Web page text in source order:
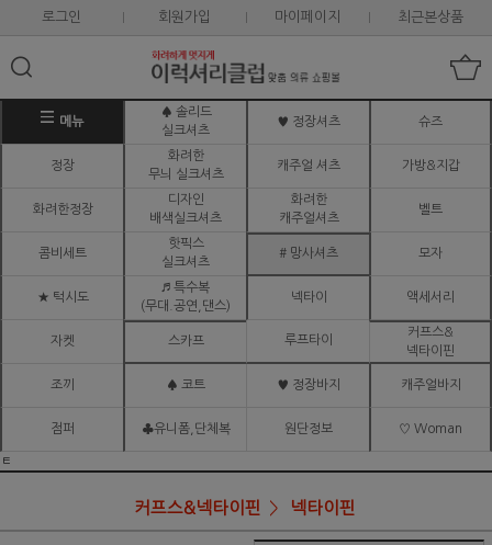
로그인 회원가입 마이페이지 최근본상품
메뉴
♠ 솔리드
실크셔츠
♥ 정장셔츠 슈즈
정장
화려한
무늬 실크셔츠
캐주얼 셔츠 가방&지갑
화려한정장
디자인
배색실크셔츠
화려한
캐주얼셔츠
벨트
콤비세트
핫픽스
실크셔츠
# 망사셔츠 모자
★ 턱시도
♬ 특수복
(무대.공연,댄스)
넥타이 액세서리
자켓 스카프 루프타이
커프스&
넥타이핀
조끼 ♠ 코트 ♥ 정장바지 캐주얼바지
점퍼 ♣유니폼,단체복 원단정보 ♡ Woman
ㅌ
커프스&넥타이핀 넥타이핀